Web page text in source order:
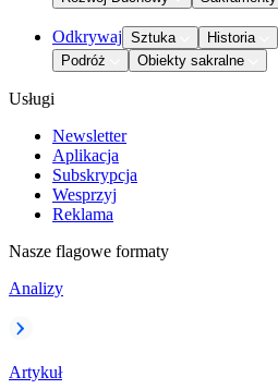
Odkrywaj Sztuka Historia
Podróż
Obiekty sakralne
Usługi
Newsletter
Aplikacja
Subskrypcja
Wesprzyj
Reklama
Nasze flagowe formaty
Analizy
Artykuł